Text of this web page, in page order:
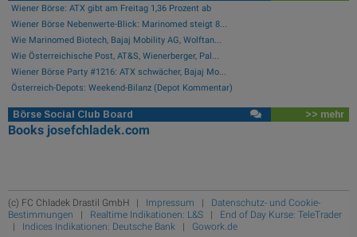
Wiener Börse: ATX gibt am Freitag 1,36 Prozent ab
Wiener Börse Nebenwerte-Blick: Marinomed steigt 8...
Wie Marinomed Biotech, Bajaj Mobility AG, Wolftan...
Wie Österreichische Post, AT&S, Wienerberger, Pal...
Wiener Börse Party #1216: ATX schwächer, Bajaj Mo...
Österreich-Depots: Weekend-Bilanz (Depot Kommentar)
Börse Social Club Board >> mehr
Books josefchladek.com
(c) FC Chladek Drastil GmbH | Impressum | Datenschutz- und Cookie-
Bestimmungen | Realtime Indikationen: L&S | End of Day Kurse: TeleTrader
| Indices Indikationen: Deutsche Bank | Gowork.de